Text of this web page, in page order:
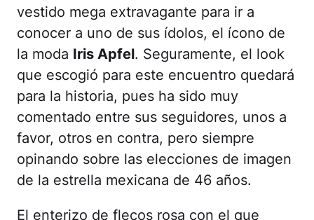
vestido mega extravagante para ir a
conocer a uno de sus ídolos, el ícono de
la moda Iris Apfel. Seguramente, el look
que escogió para este encuentro quedará
para la historia, pues ha sido muy
comentado entre sus seguidores, unos a
favor, otros en contra, pero siempre
opinando sobre las elecciones de imagen
de la estrella mexicana de 46 años.
El enterizo de flecos rosa con el que